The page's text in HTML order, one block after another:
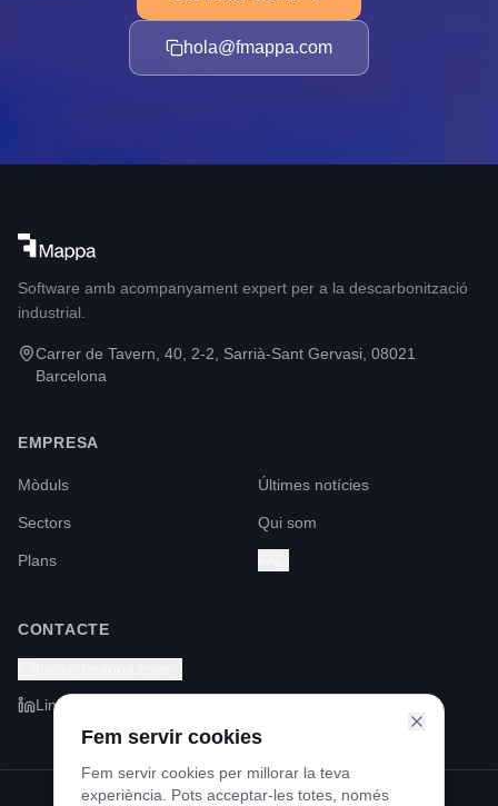
hola@fmappa.com
Software amb acompanyament expert per a la descarbonització
industrial.
Carrer de Tavern, 40, 2-2, Sarrià-Sant Gervasi, 08021
Barcelona
EMPRESA
Mòduls
Sectors
Plans
Últimes notícies
Qui som
CONTACTE
LinkedIn
Fem servir cookies
Fem servir cookies per millorar la teva
experiència. Pots acceptar-les totes, només